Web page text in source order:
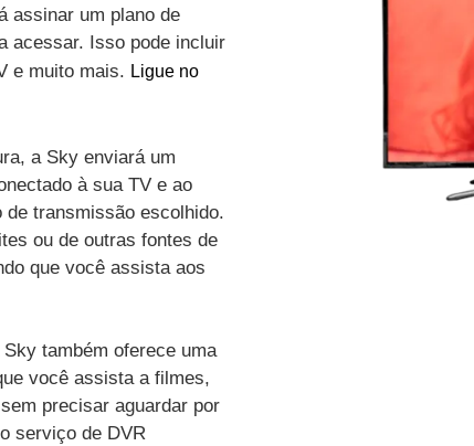
assinar um plano de
acessar. Isso pode incluir
e muito mais. Ligue no
a Sky enviará um
à sua TV e ao
de transmissão escolhido.
ou de outras fontes de
que você assista aos
também oferece uma
você assista a filmes,
precisar aguardar por
serviço de DVR